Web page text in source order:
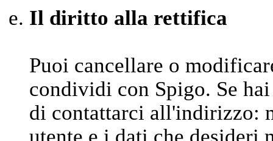
Il diritto alla rettifica
Puoi cancellare o
condividi con Spigo. Se
di contattarci all'indirizzo:
utente e i dati che desideri